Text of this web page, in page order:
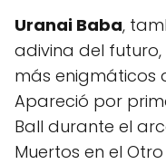
Uranai Baba,
adivina del futuro,
más enigmáticos
Apareció por
Ball durante el
Muertos en el